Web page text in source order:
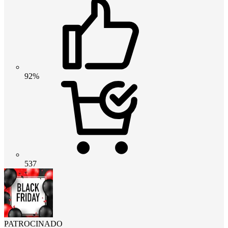
92%
537
PATROCINADO